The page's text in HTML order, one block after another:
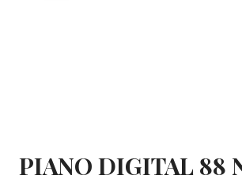
PIANO DIGITAL 88